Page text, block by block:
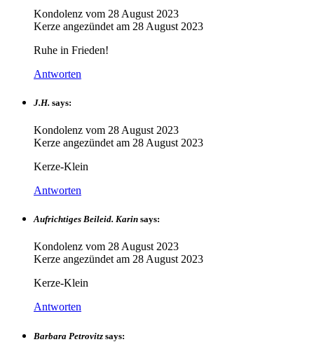
Kondolenz vom 28 August 2023
Kerze angezündet am 28 August 2023
Ruhe in Frieden!
Antworten
J.H. says:
Kondolenz vom 28 August 2023
Kerze angezündet am 28 August 2023
Kerze-Klein
Antworten
Aufrichtiges Beileid. Karin says:
Kondolenz vom 28 August 2023
Kerze angezündet am 28 August 2023
Kerze-Klein
Antworten
Barbara Petrovitz says: